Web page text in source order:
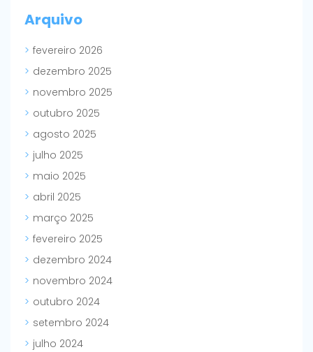
Arquivo
fevereiro 2026
dezembro 2025
novembro 2025
outubro 2025
agosto 2025
julho 2025
maio 2025
abril 2025
março 2025
fevereiro 2025
dezembro 2024
novembro 2024
outubro 2024
setembro 2024
julho 2024